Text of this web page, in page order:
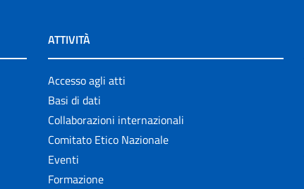
ATTIVITÀ
Accesso agli atti
Basi di dati
Collaborazioni internazionali
Comitato Etico Nazionale
Eventi
Formazione